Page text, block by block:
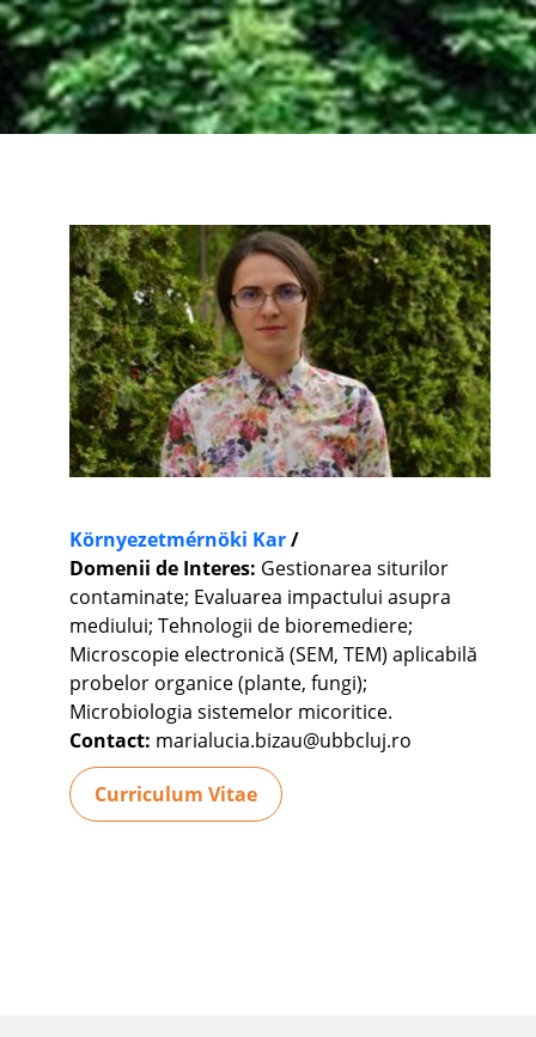
Környezetmérnöki Kar/
Domenii de Interes: Gestionarea siturilor
contaminate; Evaluarea impactului asupra
mediului; Tehnologii de bioremediere;
Microscopie electronică (SEM, TEM) aplicabilă
probelor organice (plante, fungi);
Microbiologia sistemelor micoritice.
Contact: marialucia.bizau@ubbcluj.ro
Curriculum Vitae